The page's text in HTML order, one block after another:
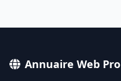
Annuaire Web Pro